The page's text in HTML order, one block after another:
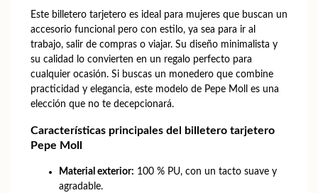
Este billetero tarjetero es ideal para mujeres que buscan un
accesorio funcional pero con estilo, ya sea para ir al
trabajo, salir de compras o viajar. Su diseño minimalista y
su calidad lo convierten en un regalo perfecto para
cualquier ocasión. Si buscas un monedero que combine
practicidad y elegancia, este modelo de Pepe Moll es una
elección que no te decepcionará.
Características principales del billetero tarjetero
Pepe Moll
Material exterior: 100 % PU, con un tacto suave y
agradable.